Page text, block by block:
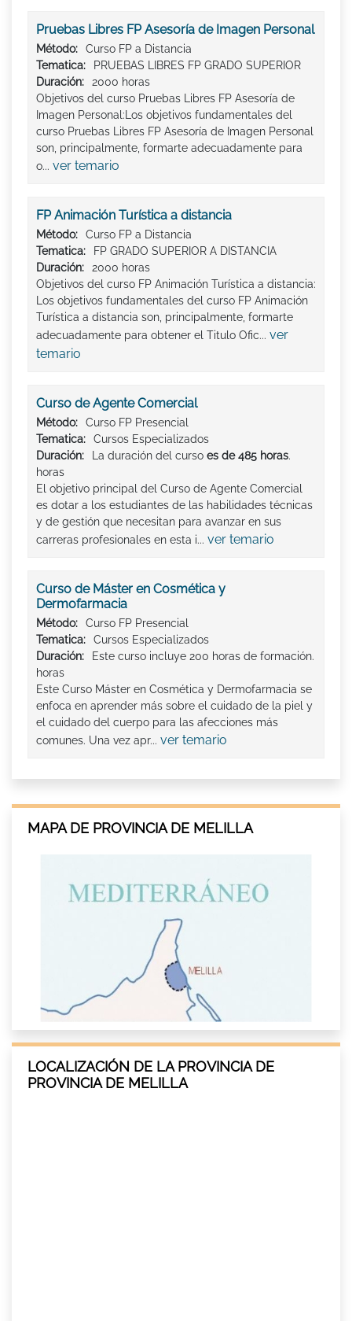
Pruebas Libres FP Asesoría de Imagen Personal
Método:
Curso FP a Distancia
Tematica:
PRUEBAS LIBRES FP GRADO SUPERIOR
Duración:
2000 horas
Objetivos del curso Pruebas Libres FP Asesoría de
Imagen Personal:Los objetivos fundamentales del
curso Pruebas Libres FP Asesoría de Imagen Personal
son, principalmente, formarte adecuadamente para
o... ver temario
FP Animación Turística a distancia
Método:
Curso FP a Distancia
Tematica:
FP GRADO SUPERIOR A DISTANCIA
Duración:
2000 horas
Objetivos del curso FP Animación Turística a distancia:
Los objetivos fundamentales del curso FP Animación
Turística a distancia son, principalmente, formarte
adecuadamente para obtener el Titulo Ofic... ver
temario
Curso de Agente Comercial
Método:
Curso FP Presencial
Tematica:
Cursos Especializados
Duración:
La duración del curso es de 485 horas.
horas
El objetivo principal del Curso de Agente Comercial
es dotar a los estudiantes de las habilidades técnicas
y de gestión que necesitan para avanzar en sus
carreras profesionales en esta i... ver temario
Curso de Máster en Cosmética y
Dermofarmacia
Método:
Curso FP Presencial
Tematica:
Cursos Especializados
Duración:
Este curso incluye 200 horas de formación.
horas
Este Curso Máster en Cosmética y Dermofarmacia se
enfoca en aprender más sobre el cuidado de la piel y
el cuidado del cuerpo para las afecciones más
comunes. Una vez apr... ver temario
MAPA DE PROVINCIA DE MELILLA
LOCALIZACIÓN DE LA PROVINCIA DE
PROVINCIA DE MELILLA